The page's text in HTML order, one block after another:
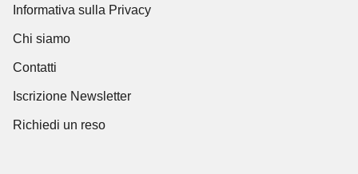
Informativa sulla Privacy
Chi siamo
Contatti
Iscrizione Newsletter
Richiedi un reso